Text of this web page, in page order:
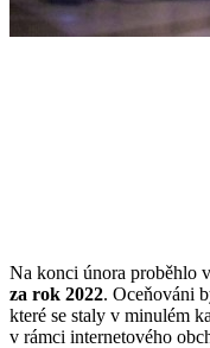
Na konci února proběhlo
za rok 2022. Oceňováni
které se staly v minulém
v rámci internetového